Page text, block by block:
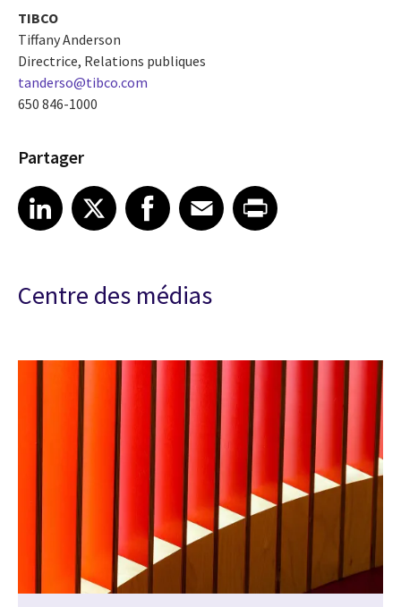
TIBCO
Tiffany Anderson
Directrice, Relations publiques
tanderso@tibco.com
650 846-1000
Partager
Share article on LinkedIn
LinkedIn
Share article on XShare article on Facebook
Facebook
Share article on Email
EmailShare article on Print
Centre des médias